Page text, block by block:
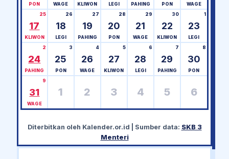
PON WAGE KLIWON LEGI PAHING PON WAGE
17
25
KLIWON
18
26
LEGI
19
27
PAHING
20
28
PON
21
29
WAGE
22
30
KLIWON
23
1
LEGI
24
2
PAHING
25
3
PON
26
4
WAGE
27
5
KLIWON
28
6
LEGI
29
7
PAHING
30
8
PON
31
9
WAGE
1 2 3 4 5 6
Diterbitkan oleh Kalender.or.id | Sumber data: SKB 3
Menteri